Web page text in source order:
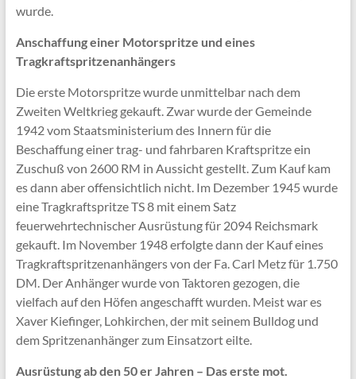
wurde.
Anschaffung einer Motorspritze und eines
Tragkraftspritzenanhängers
Die erste Motorspritze wurde unmittelbar nach dem
Zweiten Weltkrieg gekauft. Zwar wurde der Gemeinde
1942 vom Staatsministerium des Innern für die
Beschaffung einer trag- und fahrbaren Kraftspritze ein
Zuschuß von 2600 RM in Aussicht gestellt. Zum Kauf kam
es dann aber offensichtlich nicht. Im Dezember 1945 wurde
eine Tragkraftspritze TS 8 mit einem Satz
feuerwehrtechnischer Ausrüstung für 2094 Reichsmark
gekauft. Im November 1948 erfolgte dann der Kauf eines
Tragkraftspritzenanhängers von der Fa. Carl Metz für 1.750
DM. Der Anhänger wurde von Taktoren gezogen, die
vielfach auf den Höfen angeschafft wurden. Meist war es
Xaver Kiefinger, Lohkirchen, der mit seinem Bulldog und
dem Spritzenanhänger zum Einsatzort eilte.
Ausrüstung ab den 50 er Jahren – Das erste mot.